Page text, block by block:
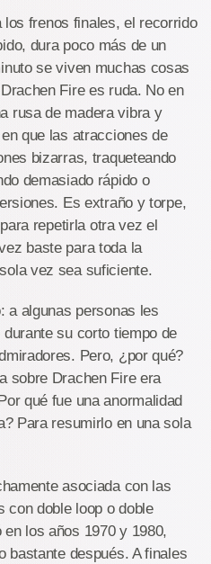
frenos finales, el recorrido
dura poco más de un
se viven muchas cosas
Fire es ruda. No en
rusa de madera vibra y
que las atracciones de
bizarras, traqueteando
demasiado rápido o
Es extraño y torpe,
repetirla otra vez el
baste para toda la
vez sea suficiente.
a algunas personas les
su corto tiempo de
Pero, ¿por qué?
sobre Drachen Fire era
qué fue una anormalidad
Para resumirlo en una sola
asociada con las
con doble loop o doble
los años 1970 y 1980,
bastante después. A finales